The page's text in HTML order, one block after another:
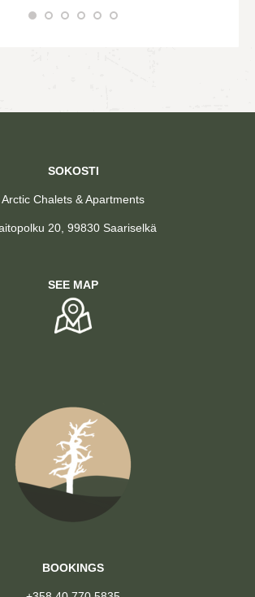
SOKOSTI
Arctic Chalets & Apartments
20, 99830 Saariselkä
SEE MAP
BOOKINGS